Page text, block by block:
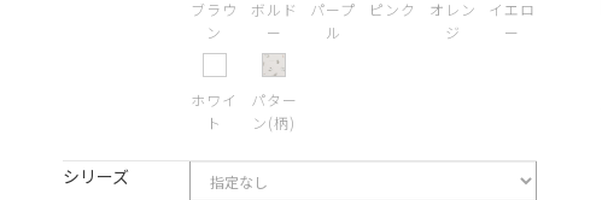
ブラウ
ン
ボルド
ー
パープ
ル
ピンク
オレン
ジ
イエロ
ー
ホワイ
ト
パター
ン(柄)
シリーズ